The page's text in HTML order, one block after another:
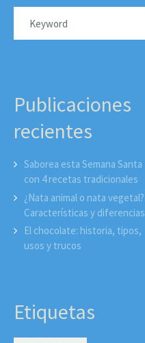
Publicaciones
recientes
Saborea esta Semana Santa
con 4 recetas tradicionales
¿Nata animal o nata vegetal?
Características y diferencias
El chocolate: historia, tipos,
usos y trucos
Etiquetas